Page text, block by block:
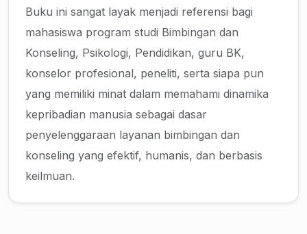
Buku ini sangat layak menjadi referensi bagi
mahasiswa program studi Bimbingan dan
Konseling, Psikologi, Pendidikan, guru BK,
konselor profesional, peneliti, serta siapa pun
yang memiliki minat dalam memahami dinamika
kepribadian manusia sebagai dasar
penyelenggaraan layanan bimbingan dan
konseling yang efektif, humanis, dan berbasis
keilmuan.